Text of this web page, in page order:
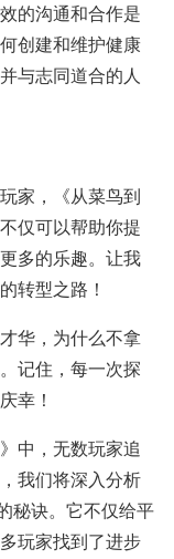
的沟通和合作是
创建和维护健康
与志同道合的人
家，《从菜鸟到
仅可以帮助你提
多的乐趣。让我
转型之路！
华，为什么不拿
记住，每一次探
幸！
中，无数玩家追
我们将深入分析
秘诀。它不仅给平
玩家找到了进步